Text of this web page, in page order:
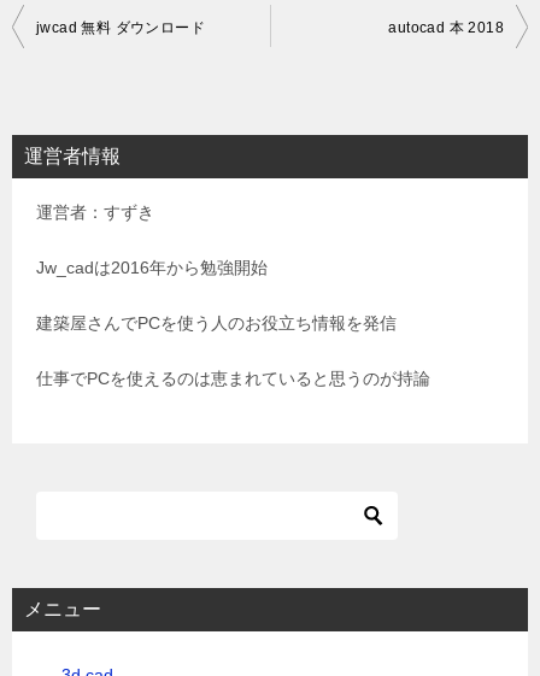
投
ビ
ゲ
jwcad 無料 ダウンロード autocad 本 2018
運営者情報
運営者：すずき
Jw_cadは2016年から勉強開始
建築屋さんでPCを使う人のお役立ち情報を発信
仕事でPCを使えるのは恵まれていると思うのが持論
メニュー